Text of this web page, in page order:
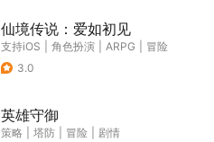
仙境传说：爱如初见
支持iOS 角色扮演 ARPG
冒险
3.0
英雄守御
策略 塔防 冒险
剧情